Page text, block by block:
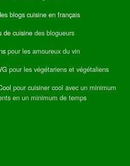
blogs cuisine en français
de cuisine des blogueurs
pour les amoureux du vin
pour les végétariens et végétaliens
pour cuisiner cool avec un minimum
en un minimum de temps